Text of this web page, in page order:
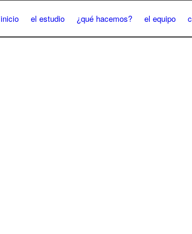
inicio el estudio ¿qué hacemos? el equipo